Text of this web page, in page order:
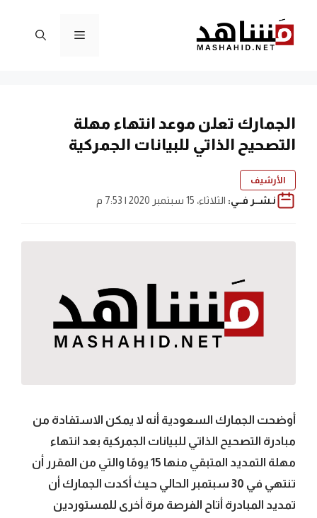
المحتوى
القائمة
الجمارك تعلن موعد انتهاء مهلة
التصحيح الذاتي للبيانات الجمركية
الأرشيف
نـشــر فــي: الثلاثاء، 15 سبتمبر 2020 | 7:53 م
أوضحت الجمارك السعودية أنه لا يمكن الاستفادة من
مبادرة التصحيح الذاتي للبيانات الجمركية بعد انتهاء
مهلة التمديد المتبقي منها 15 يومًا والتي من المقرر أن
تنتهي في 30 سبتمبر الحالي حيث أكدت الجمارك أن
تمديد المبادرة أتاح الفرصة مرة أخرى للمستوردين